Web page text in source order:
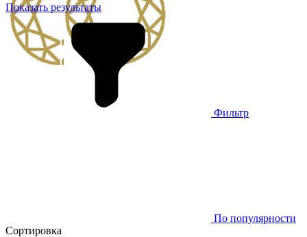
Показать результаты
Фильтр
По популярности
Сортировка